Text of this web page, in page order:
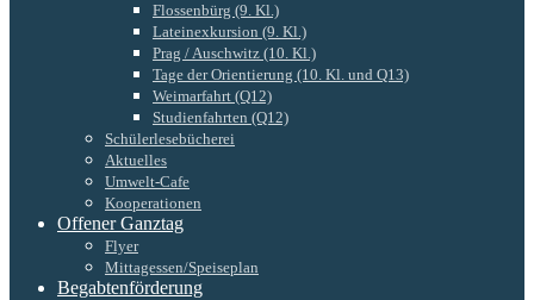
Flossenbürg (9. Kl.)
Lateinexkursion (9. Kl.)
Prag / Auschwitz (10. Kl.)
Tage der Orientierung (10. Kl. und Q13)
Weimarfahrt (Q12)
Studienfahrten (Q12)
Schülerlesebücherei
Aktuelles
Umwelt-Cafe
Kooperationen
Offener Ganztag
Flyer
Mittagessen/Speiseplan
Begabtenförderung